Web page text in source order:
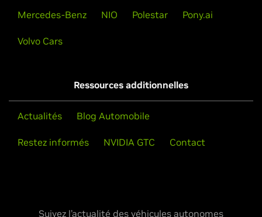
Mercedes-Benz NIO Polestar Pony.ai
Volvo Cars
Ressources additionnelles
Actualités Blog Automobile
Restez informés NVIDIA GTC Contact
Suivez l’actualité des véhicules autonomes